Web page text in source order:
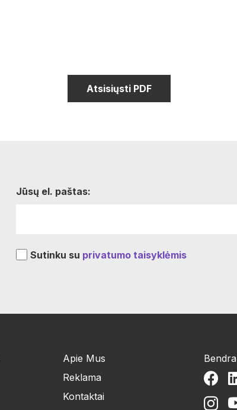
Atsisiųsti PDF
Jūsų el. paštas:
Sutinku su privatumo taisyklėmis
Apie Mus
Reklama
Kontaktai